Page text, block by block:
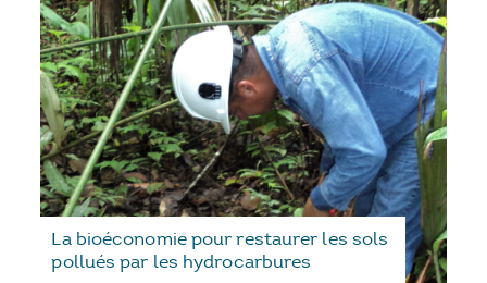
La bioéconomie pour restaurer les sols
pollués par les hydrocarbures